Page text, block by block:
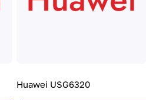
Huawei USG6320